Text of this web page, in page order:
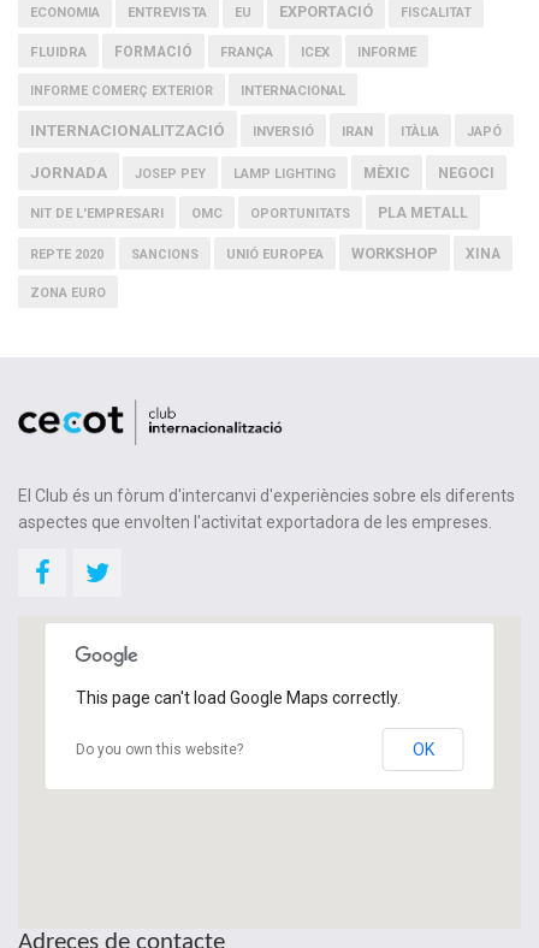
ECONOMIA ENTREVISTA EU EXPORTACIÓ FISCALITAT
FLUIDRA FORMACIÓ FRANÇA ICEX INFORME
INFORME COMERÇ EXTERIOR INTERNACIONAL
INTERNACIONALITZACIÓ INVERSIÓ IRAN ITÀLIA JAPÓ
JORNADA JOSEP PEY LAMP LIGHTING MÈXIC NEGOCI
NIT DE L'EMPRESARI OMC OPORTUNITATS PLA METALL
REPTE 2020 SANCIONS UNIÓ EUROPEA WORKSHOP XINA
ZONA EURO
El Club és un fòrum d'intercanvi d'experiències sobre els diferents
aspectes que envolten l'activitat exportadora de les empreses.
This page can't load Google Maps correctly.
Do you own this website? OK
Adreces de contacte